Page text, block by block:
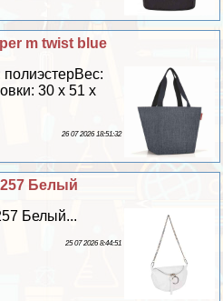
m twist blue
30 х 51 х
26 07 2026 18:51:32
Белый
Белый...
25 07 2026 8:44:51